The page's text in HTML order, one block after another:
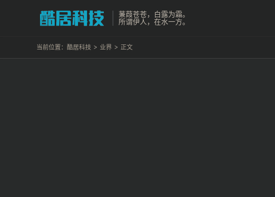
蒹葭苍苍，白露为霜。
所谓伊人，在水一方。
当前位置： 酷居科技 > 业界 > 正文